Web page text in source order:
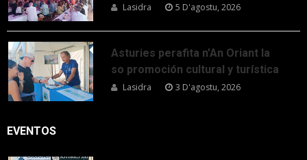
Lasidra 5 D'agostu, 2026
Asturies perafita n’An Oriant la
so promoción cultural y turística
Lasidra 3 D'agostu, 2026
EVENTOS